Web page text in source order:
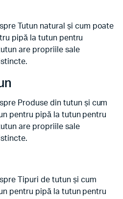
Tutun natural și cum poate
pipă la tutun pentru
are propriile sale
Produse din tutun și cum
pentru pipă la tutun pentru
are propriile sale
Tipuri de tutun și cum
pentru pipă la tutun pentru